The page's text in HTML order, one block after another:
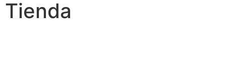
Tienda